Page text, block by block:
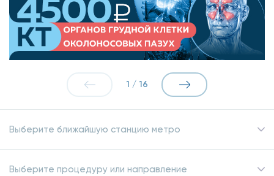
1 / 16
Выберите ближайшую станцию метро
Выберите процедуру или направление